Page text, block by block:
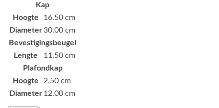
Kap
Hoogte
16.50 cm
Diameter 30.00 cm
Bevestigingsbeugel
Lengte
11.50 cm
Plafondkap
Hoogte
2.50 cm
Diameter 12.00 cm